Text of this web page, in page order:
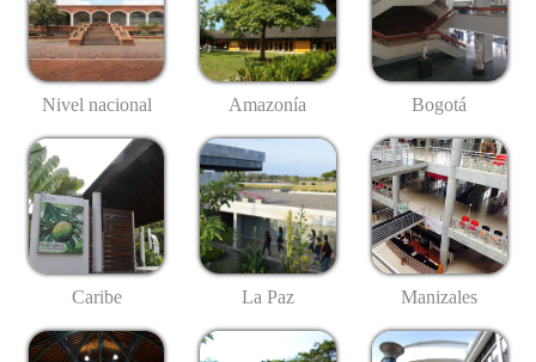
Nivel nacional Amazonía Bogotá
Caribe La Paz Manizales